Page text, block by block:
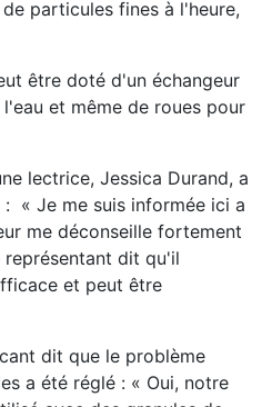
particules fines à l'heure,
être doté d'un échangeur
et même de roues pour
lectrice, Jessica Durand, a
: « Je me suis informée ici a
me déconseille fortement
dit qu'il
et peut être
dit que le problème
a été réglé : « Oui, notre